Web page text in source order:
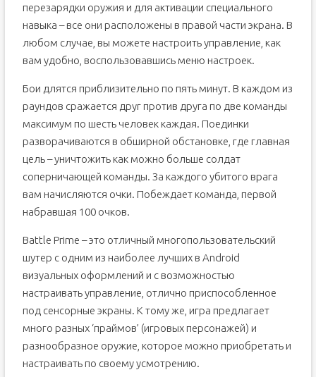
перезарядки оружия и для активации специального
навыка – все они расположены в правой части экрана. В
любом случае, вы можете настроить управление, как
вам удобно, воспользовавшись меню настроек.
Бои длятся приблизительно по пять минут. В каждом из
раундов сражается друг против друга по две команды
максимум по шесть человек каждая. Поединки
разворачиваются в обширной обстановке, где главная
цель – уничтожить как можно больше солдат
соперничающей команды. За каждого убитого врага
вам начисляются очки. Побеждает команда, первой
набравшая 100 очков.
Battle Prime – это отличный многопользовательский
шутер с одним из наиболее лучших в Android
визуальных оформлений и с возможностью
настраивать управление, отлично приспособленное
под сенсорные экраны. К тому же, игра предлагает
много разных ‘праймов’ (игровых персонажей) и
разнообразное оружие, которое можно приобретать и
настраивать по своему усмотрению.